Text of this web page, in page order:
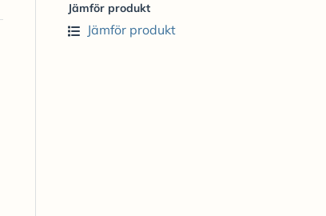
Jämför produkt
Jämför produkt